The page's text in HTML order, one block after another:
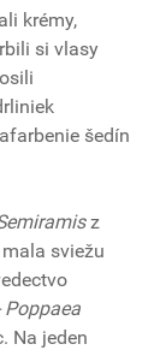
krémy,
si vlasy
šedín
z
sviežu
Poppaea
Na jeden